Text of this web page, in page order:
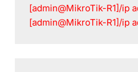
[admin@MikroTik-R1]/ip
[admin@MikroTik-R1]/ip